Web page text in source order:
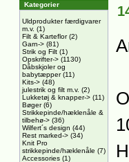
Kategorier
Uldprodukter færdigvarer
m.v. (1)
Filt & Karteflor(2)
Garn-> (81)
Strik og Filt (1)
Opskrifter-> (1130)
Dåbskjoler og
babytæpper(11)
Kits-> (48)
julestrik og filt m.v. (2)
Lukketøj & knapper-> (11)
Bøger(6)
Strikkepinde/hæklenåle &
tilbehø-> (36)
Wilfert´s design (44)
Rest marked-> (34)
Knit Pro
strikkepinde/hæklenåle (7)
Accessories (1)